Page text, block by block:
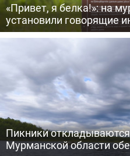
«Привет, я белка!»: на
установили говорящие
Пикники
Мурманской области